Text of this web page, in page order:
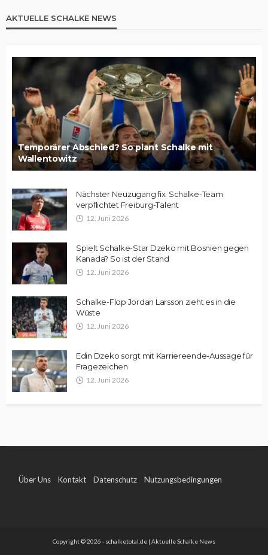
AKTUELLE SCHALKE NEWS
Temporärer Abschied? So plant Schalke mit
Wallentowitz
Nächster Neuzugang fix: Schalke-Team
verpflichtet Freiburg-Talent
12. Juni 2026
Spielt Schalke-Star Dzeko mit Bosnien gegen
Kanada? So ist der Stand
12. Juni 2026
Schalke-Flop Jordan Larsson zieht es in die
Wüste
12. Juni 2026
Edin Dzeko sorgt mit Karriereende-Aussage für
Fragezeichen
12. Juni 2026
Über Uns Kontakt Datenschutz Nutzungsbedingungen
Copyright © 2026 - schalketotal.de | Aktuelle Schalke News